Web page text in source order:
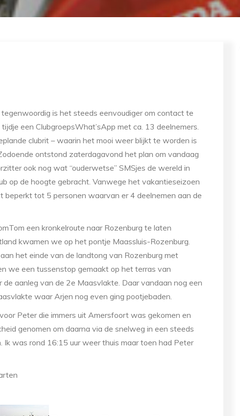
is het steeds eenvoudiger om contact te
een ClubgroepsWhat’sApp met ca. 13 deelnemers.
clubrit – waarin het mooi weer blijkt te worden is
ontstond zaterdagavond het plan om vandaag
ook nog wat “ouderwetse” SMSjes de wereld in
op de hoogte gebracht. Vanwege het vakantieseizoen
beperkt tot 5 personen waarvan er 4 deelnemen aan de
een kronkelroute naar Rozenburg te laten
kwamen we op het pontje Maassluis-Rozenburg.
het einde van de landtong van Rozenburg met
we een tussenstop gemaakt op het terras van
aanleg van de 2e Maasvlakte. Daar vandaan nog een
waar Arjen nog even ging pootjebaden.
Peter die immers uit Amersfoort was gekomen en
genomen om daarna via de snelweg in een steeds
was rond 16:15 uur weer thuis maar toen had Peter